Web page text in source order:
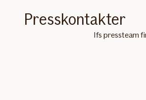
Presskontakter
Ifs pressteam